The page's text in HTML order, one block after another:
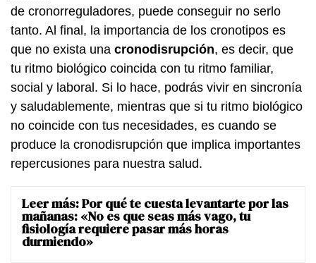
de cronorreguladores, puede conseguir no serlo
tanto. Al final, la importancia de los cronotipos es
que no exista una cronodisrupción, es decir, que
tu ritmo biológico coincida con tu ritmo familiar,
social y laboral. Si lo hace, podrás vivir en sincronía
y saludablemente, mientras que si tu ritmo biológico
no coincide con tus necesidades, es cuando se
produce la cronodisrupción que implica importantes
repercusiones para nuestra salud.
Leer más:Por qué te cuesta levantarte por las
mañanas: «No es que seas más vago, tu
fisiología requiere pasar más horas
durmiendo»